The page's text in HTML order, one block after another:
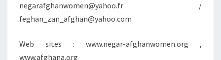
negarafghanwomen@yahoo.fr /
feghan_zan_afghan@yahoo.com
Web sites : www.negar-afghanwomen.org ,
www.afghana.org